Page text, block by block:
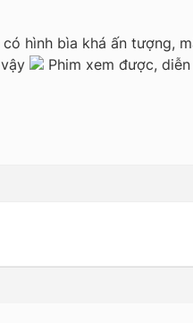
có hình bìa khá ấn tượng,
Phim xem được,